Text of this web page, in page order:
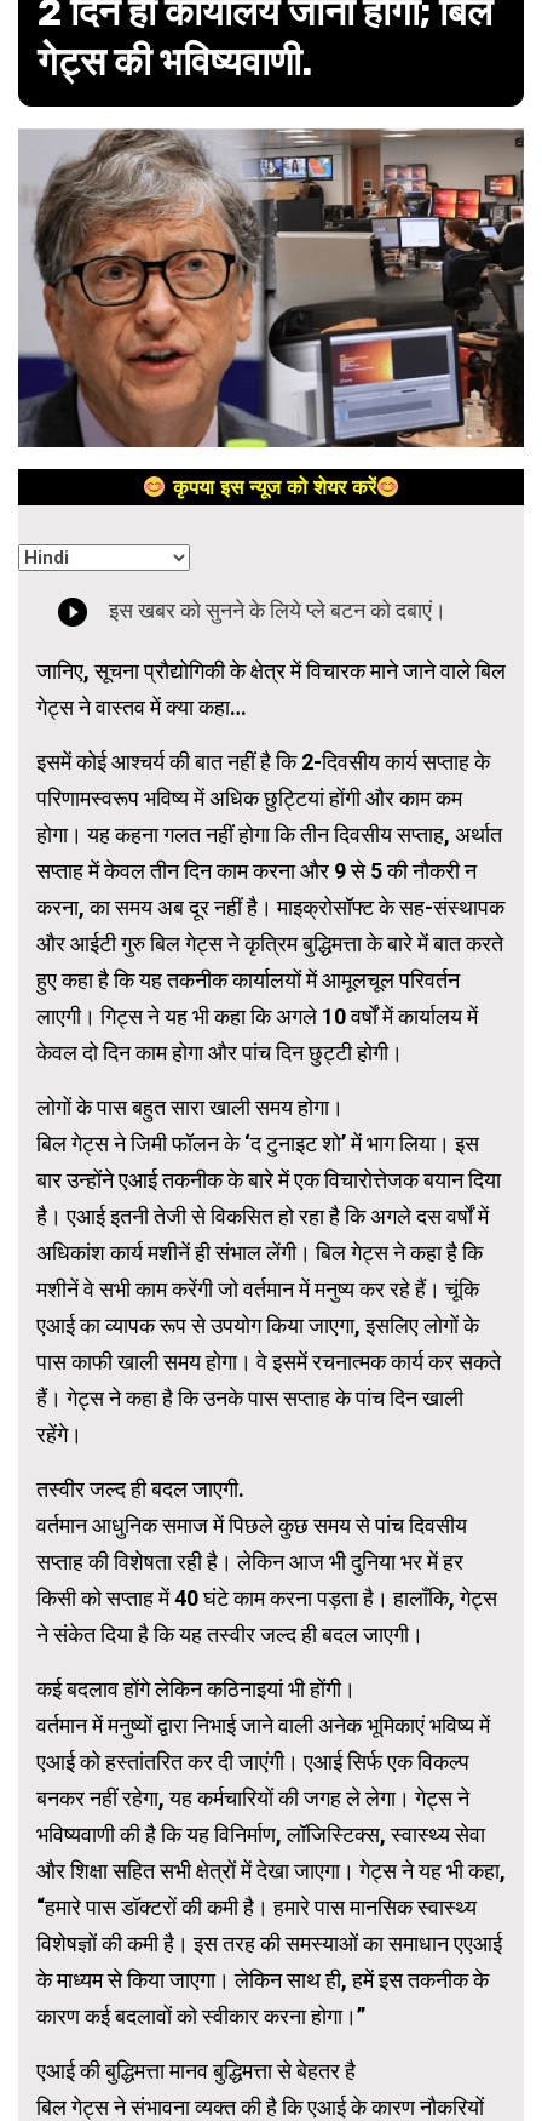
2 दिन ही कार्यालय जाना होगा; बिल
गेट्स की भविष्यवाणी.
कृपया इस न्यूज को शेयर करें
जानिए, सूचना प्रौद्योगिकी के क्षेत्र में विचारक माने जाने वाले बिल
गेट्स ने वास्तव में क्या कहा…
इसमें कोई आश्चर्य की बात नहीं है कि 2-दिवसीय कार्य सप्ताह के
परिणामस्वरूप भविष्य में अधिक छुट्टियां होंगी और काम कम
होगा। यह कहना गलत नहीं होगा कि तीन दिवसीय सप्ताह, अर्थात
सप्ताह में केवल तीन दिन काम करना और 9 से 5 की नौकरी न
करना, का समय अब ​​दूर नहीं है। माइक्रोसॉफ्ट के सह-संस्थापक
और आईटी गुरु बिल गेट्स ने कृत्रिम बुद्धिमत्ता के बारे में बात करते
हुए कहा है कि यह तकनीक कार्यालयों में आमूलचूल परिवर्तन
लाएगी। गिट्स ने यह भी कहा कि अगले 10 वर्षों में कार्यालय में
केवल दो दिन काम होगा और पांच दिन छुट्टी होगी।
लोगों के पास बहुत सारा खाली समय होगा।
बिल गेट्स ने जिमी फॉलन के ‘द टुनाइट शो’ में भाग लिया। इस
बार उन्होंने एआई तकनीक के बारे में एक विचारोत्तेजक बयान दिया
है। एआई इतनी तेजी से विकसित हो रहा है कि अगले दस वर्षों में
अधिकांश कार्य मशीनें ही संभाल लेंगी। बिल गेट्स ने कहा है कि
मशीनें वे सभी काम करेंगी जो वर्तमान में मनुष्य कर रहे हैं। चूंकि
एआई का व्यापक रूप से उपयोग किया जाएगा, इसलिए लोगों के
पास काफी खाली समय होगा। वे इसमें रचनात्मक कार्य कर सकते
हैं। गेट्स ने कहा है कि उनके पास सप्ताह के पांच दिन खाली
रहेंगे।
तस्वीर जल्द ही बदल जाएगी.
वर्तमान आधुनिक समाज में पिछले कुछ समय से पांच दिवसीय
सप्ताह की विशेषता रही है। लेकिन आज भी दुनिया भर में हर
किसी को सप्ताह में 40 घंटे काम करना पड़ता है। हालाँकि, गेट्स
ने संकेत दिया है कि यह तस्वीर जल्द ही बदल जाएगी।
कई बदलाव होंगे लेकिन कठिनाइयां भी होंगी।
वर्तमान में मनुष्यों द्वारा निभाई जाने वाली अनेक भूमिकाएं भविष्य में
एआई को हस्तांतरित कर दी जाएंगी। एआई सिर्फ एक विकल्प
बनकर नहीं रहेगा, यह कर्मचारियों की जगह ले लेगा। गेट्स ने
भविष्यवाणी की है कि यह विनिर्माण, लॉजिस्टिक्स, स्वास्थ्य सेवा
और शिक्षा सहित सभी क्षेत्रों में देखा जाएगा। गेट्स ने यह भी कहा,
“हमारे पास डॉक्टरों की कमी है। हमारे पास मानसिक स्वास्थ्य
विशेषज्ञों की कमी है। इस तरह की समस्याओं का समाधान एएआई
के माध्यम से किया जाएगा। लेकिन साथ ही, हमें इस तकनीक के
कारण कई बदलावों को स्वीकार करना होगा।”
एआई की बुद्धिमत्ता मानव बुद्धिमत्ता से बेहतर है
बिल गेट्स ने संभावना व्यक्त की है कि एआई के कारण नौकरियों